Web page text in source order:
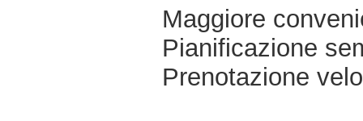
Maggiore
Pianificazione
Prenotazione